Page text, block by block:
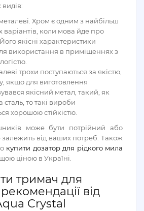
Хром є одним з найбільш
варіантів, коли мова йде про
якісні характеристики
використання в приміщеннях з
трохи поступаються за якістю,
якщо для виготовлення
якісний метал, такий, як
то такі вироби
хорошою стійкістю.
може бути потрійний або
залежить від ваших потреб. Також
купити дозатор для рідкого мила
ціною в Україні.
тримач для
від
Crystal